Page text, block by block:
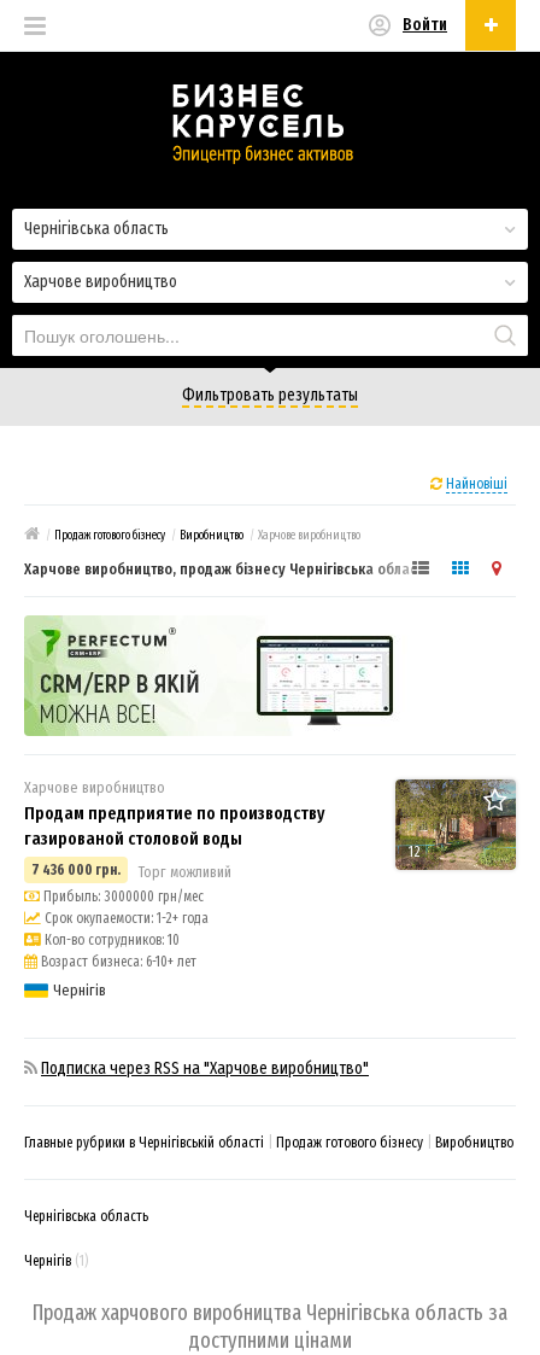
Войти
Харчове виробництво
Чернігівська область
Фильтровать результаты
Найновіші
/ Продаж готового бізнесу / Виробництво / Харчове виробництво
Харчове виробництво, продаж бізнесу Чернігівська область - купити,
12
Харчове виробництво
Продам предприятие по производству
газированой столовой воды
7 436 000 грн. Торг можливий
Прибыль: 3000000 грн/мес
Срок окупаемости: 1-2+ года
Кол-во сотрудников: 10
Возраст бизнеса: 6-10+ лет
Чернігів
Подписка через RSS на "Харчове виробництво"
Главные рубрики в Чернігівській області Продаж готового бізнесу Виробництво
Чернігівська область
Чернігів (1)
Продаж харчового виробництва Чернігівська область за
доступними цінами